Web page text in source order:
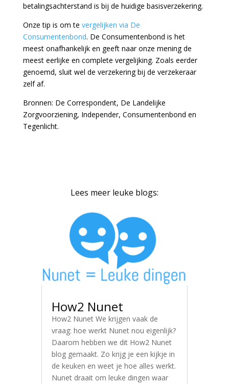
betalingsachterstand is bij de huidige basisverzekering.
Onze tip is om te vergelijken via De
Consumentenbond. De Consumentenbond is het
meest onafhankelijk en geeft naar onze mening de
meest eerlijke en complete vergelijking. Zoals eerder
genoemd, sluit wel de verzekering bij de verzekeraar
zelf af.
Bronnen: De Correspondent, De Landelijke
Zorgvoorziening, Independer, Consumentenbond en
Tegenlicht.
Lees meer leuke blogs:
How2 Nunet
How2 Nunet We krijgen vaak de
vraag: hoe werkt Nunet nou eigenlijk?
Daarom hebben we dit How2 Nunet
blog gemaakt. Zo krijg je een kijkje in
de keuken en weet je hoe alles werkt.
Nunet draait om leuke dingen waar